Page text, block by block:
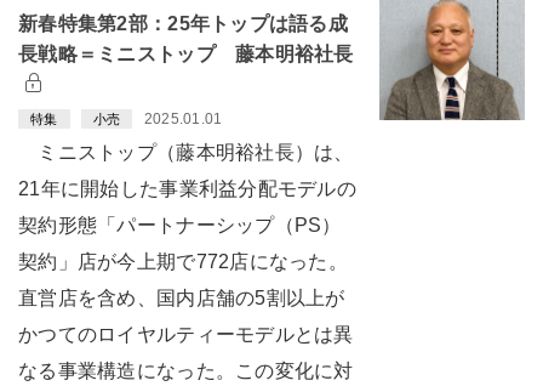
新春特集第2部：25年トップは語る成
長戦略＝ミニストップ 藤本明裕社長
特集 小売 2025.01.01
ミニストップ（藤本明裕社長）は、
21年に開始した事業利益分配モデルの
契約形態「パートナーシップ（PS）
契約」店が今上期で772店になった。
直営店を含め、国内店舗の5割以上が
かつてのロイヤルティーモデルとは異
なる事業構造になった。この変化に対